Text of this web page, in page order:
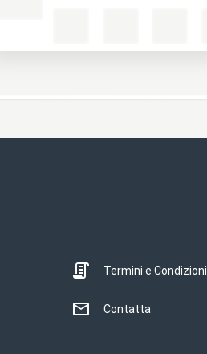
Termini e Condizioni
Contatta